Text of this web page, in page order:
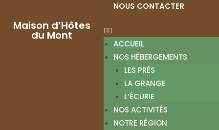
Maison d’Hôtes
du Mont
NOUS CONTACTER
ACCUEIL
NOS HÉBERGEMENTS
LES PRÉS
LA GRANGE
L’ÉCURIE
NOS ACTIVITÉS
NOTRE RÉGION